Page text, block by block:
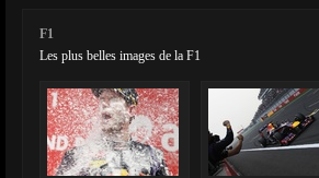
F1
Les plus belles images de la F1